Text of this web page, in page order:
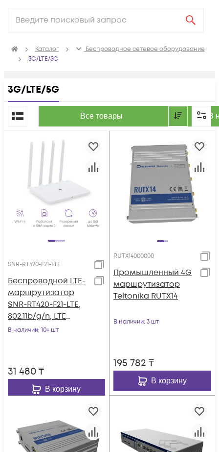
Каталог
Беспроводное сетевое оборудование
3G/LTE/5G
3G/LTE/5G
Все товары В
По популярности
SNR-RT420-F21-LTE
Беспроводной LTE-
маршрутизатор
SNR-RT420-F21-LTE,
802.11b/g/n, LTE
Cat.4, 3xFE RJ45
В наличии: 10+ шт
31 480₸
В корзину
RUTX14000000
Промышленный 4G
маршрутизатор
Teltonika RUTX14
В наличии: 3 шт
195 782 ₸
В корзину